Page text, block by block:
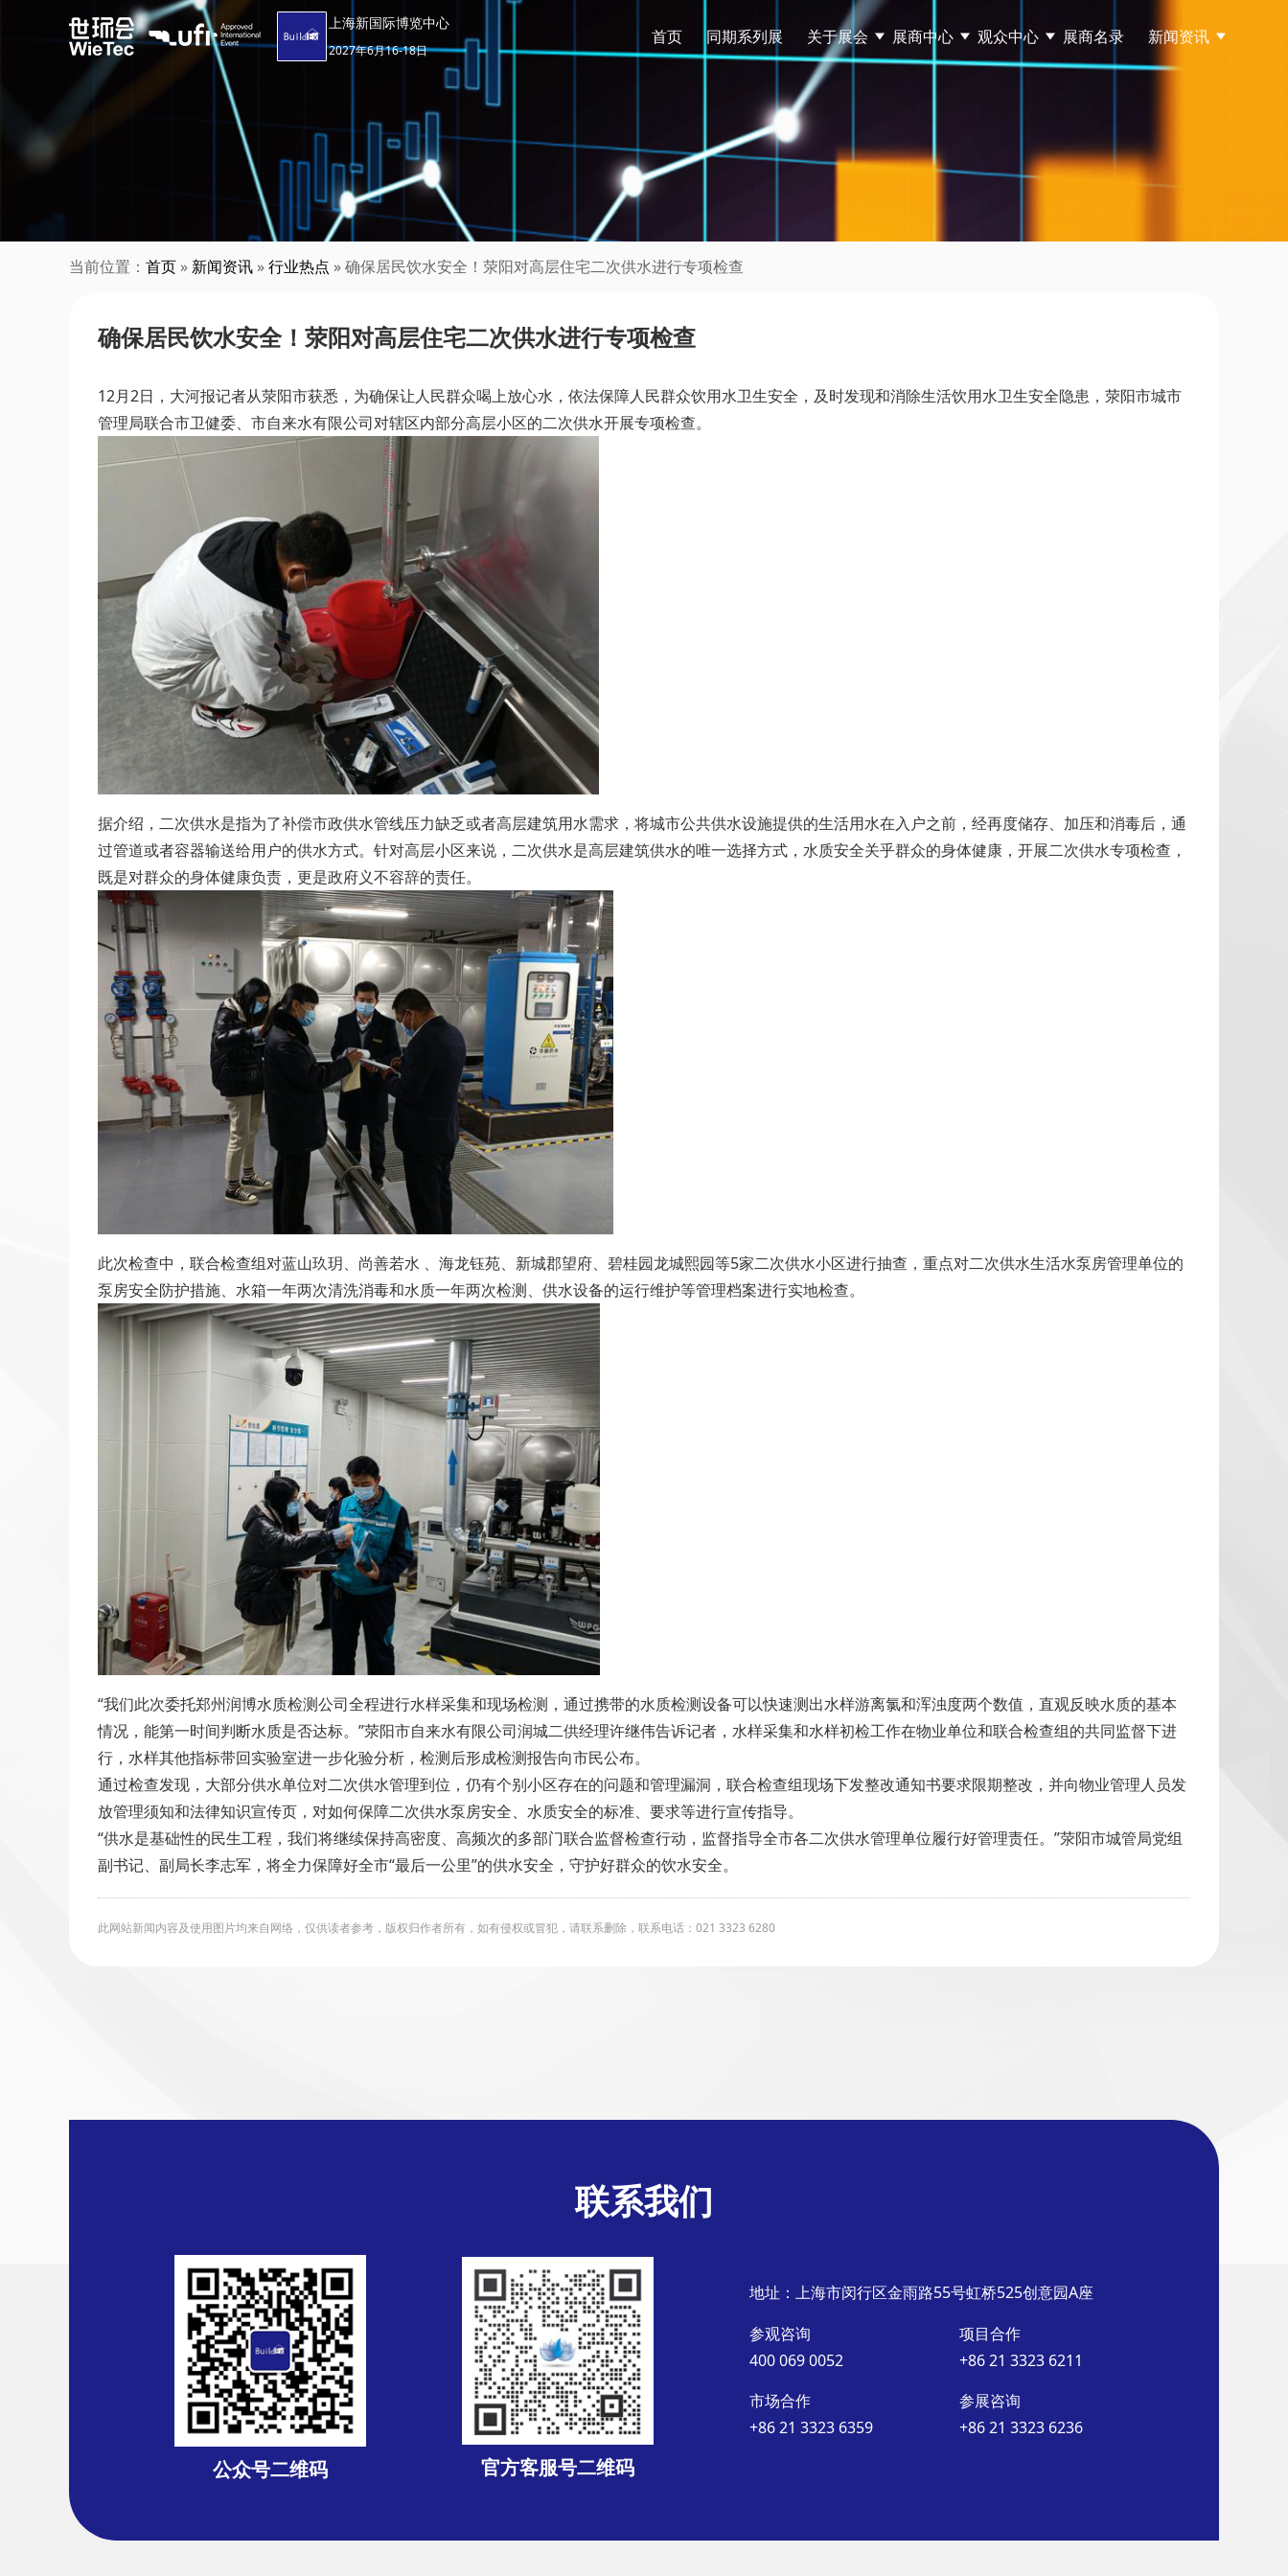
上海新国际博览中心
2027年6月16-18日
首页 同期系列展 关于展会 展商中心 观众中心 展商名录 新闻资讯
当前位置： 首页 » 新闻资讯 »行业热点 » 确保居民饮水安全！荥阳对高层住宅二次供水进行专项检查
确保居民饮水安全！荥阳对高层住宅二次供水进行专项检查
12月2日，大河报记者从荥阳市获悉，为确保让人民群众喝上放心水，依法保障人民群众饮用水卫生安全，及时发现和消除生活饮用水卫生安全隐患，荥阳市城市
管理局联合市卫健委、市自来水有限公司对辖区内部分高层小区的二次供水开展专项检查。
据介绍，二次供水是指为了补偿市政供水管线压力缺乏或者高层建筑用水需求，将城市公共供水设施提供的生活用水在入户之前，经再度储存、加压和消毒后，通
过管道或者容器输送给用户的供水方式。针对高层小区来说，二次供水是高层建筑供水的唯一选择方式，水质安全关乎群众的身体健康，开展二次供水专项检查，
既是对群众的身体健康负责，更是政府义不容辞的责任。
此次检查中，联合检查组对蓝山玖玥、尚善若水 、海龙钰苑、新城郡望府、碧桂园龙城熙园等5家二次供水小区进行抽查，重点对二次供水生活水泵房管理单位的
泵房安全防护措施、水箱一年两次清洗消毒和水质一年两次检测、供水设备的运行维护等管理档案进行实地检查。
“我们此次委托郑州润博水质检测公司全程进行水样采集和现场检测，通过携带的水质检测设备可以快速测出水样游离氯和浑浊度两个数值，直观反映水质的基本
情况，能第一时间判断水质是否达标。”荥阳市自来水有限公司润城二供经理许继伟告诉记者，水样采集和水样初检工作在物业单位和联合检查组的共同监督下进
行，水样其他指标带回实验室进一步化验分析，检测后形成检测报告向市民公布。
通过检查发现，大部分供水单位对二次供水管理到位，仍有个别小区存在的问题和管理漏洞，联合检查组现场下发整改通知书要求限期整改，并向物业管理人员发
放管理须知和法律知识宣传页，对如何保障二次供水泵房安全、水质安全的标准、要求等进行宣传指导。
“供水是基础性的民生工程，我们将继续保持高密度、高频次的多部门联合监督检查行动，监督指导全市各二次供水管理单位履行好管理责任。”荥阳市城管局党组
副书记、副局长李志军，将全力保障好全市“最后一公里”的供水安全，守护好群众的饮水安全。
此网站新闻内容及使用图片均来自网络，仅供读者参考，版权归作者所有，如有侵权或冒犯，请联系删除，联系电话：021 3323 6280
联系我们
公众号二维码 官方客服号二维码
地址：上海市闵行区金雨路55号虹桥525创意园A座
参观咨询
400 069 0052
项目合作
+86 21 3323 6211
市场合作
+86 21 3323 6359
参展咨询
+86 21 3323 6236